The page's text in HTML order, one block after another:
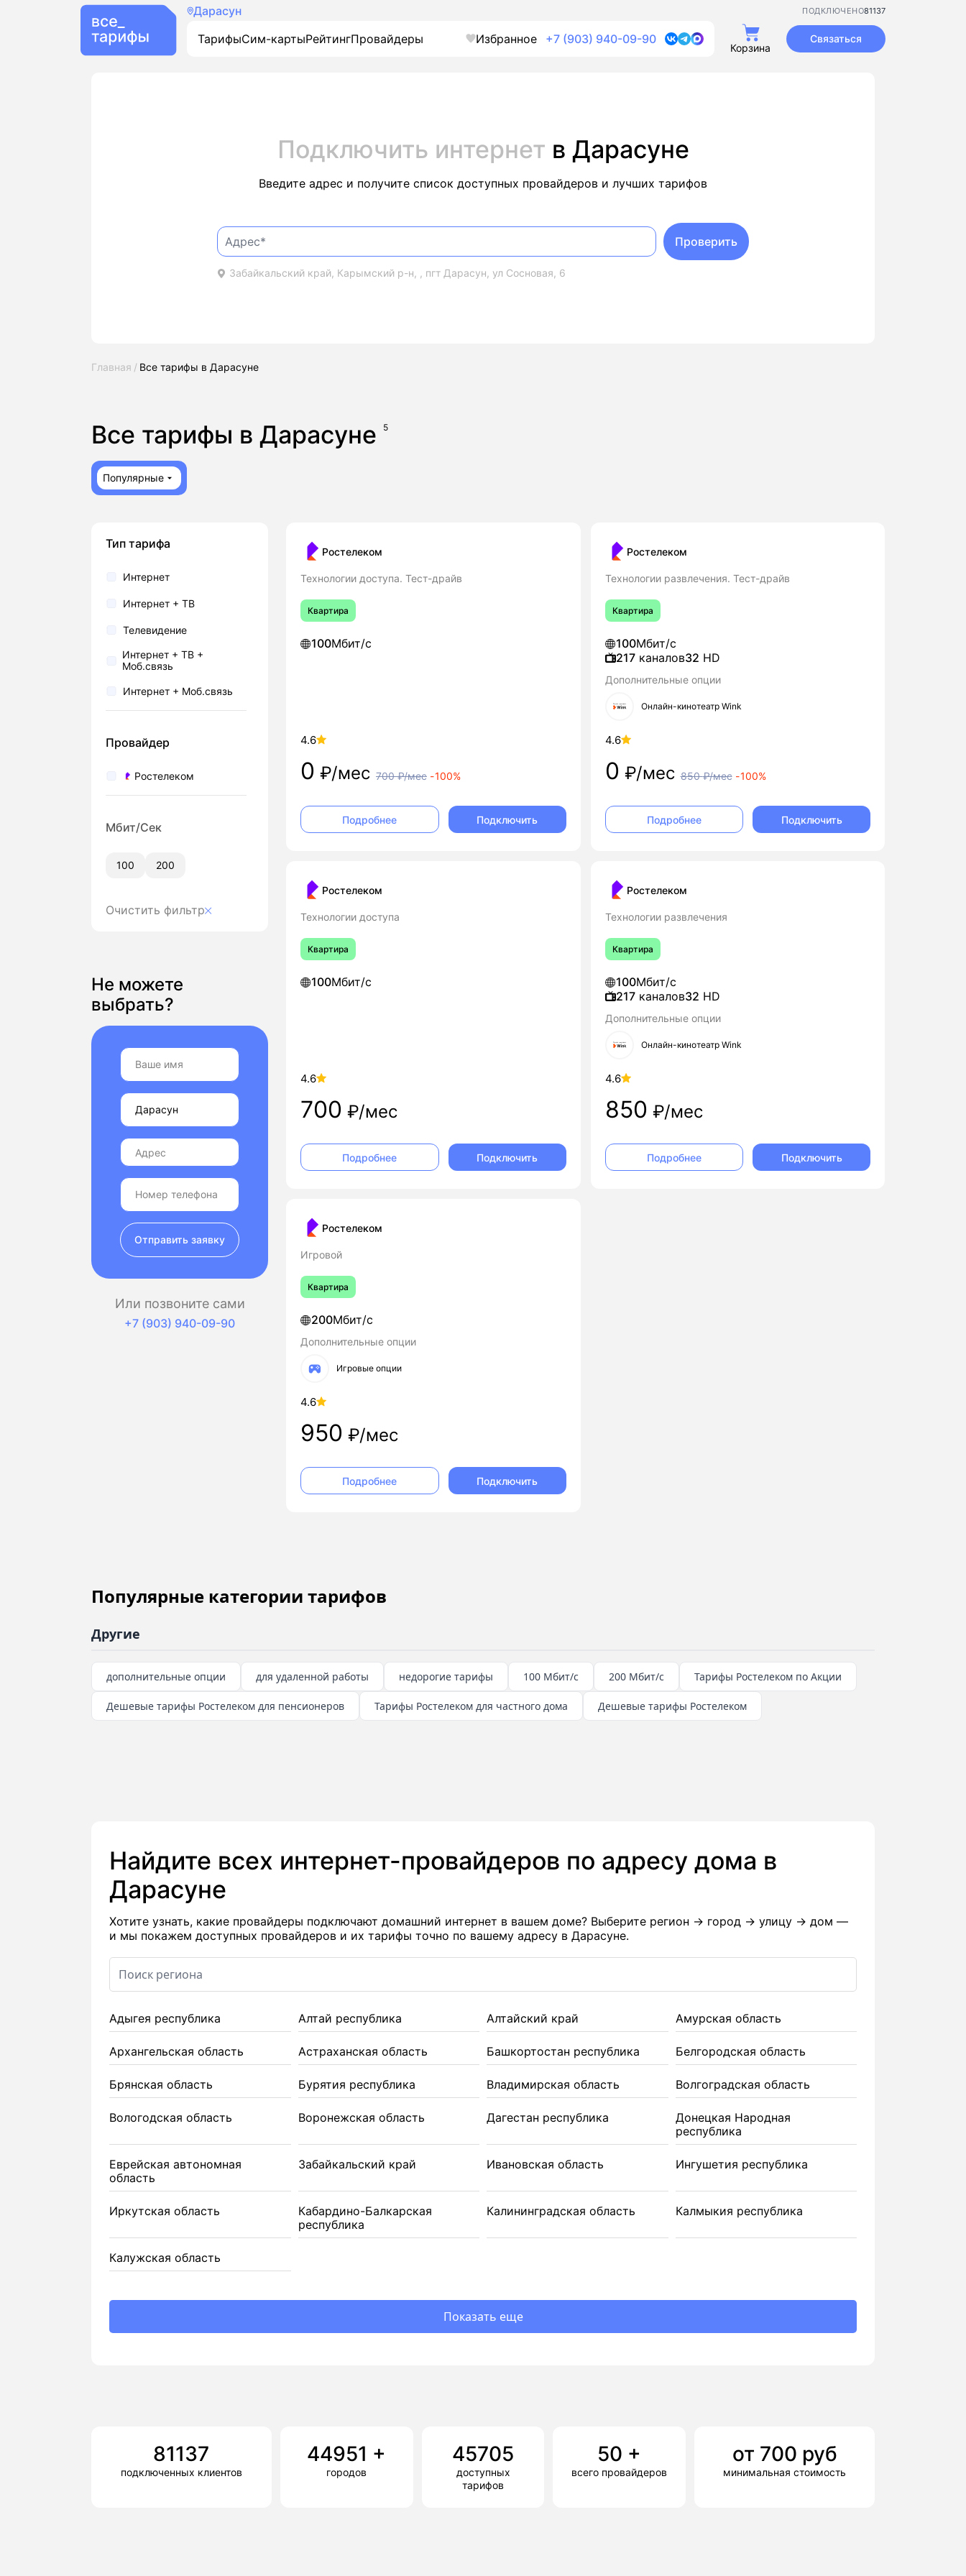
Дарасун 81137
ПОДКЛЮЧЕНО
ТарифыСим-картыРейтингПровайдеры Избранное +7 (903) 940-09-90
Корзина
Связаться
Подключить интернет в Дарасуне
Введите адрес и получите список доступных провайдеров и лучших тарифов
Забайкальский край, Карымский р-н, , пгт Дарасун, ул Сосновая, 6
Проверить
Главная Все тарифы в Дарасуне
Все тарифы в Дарасуне 5
Популярные
Тип тарифа
Интернет
Интернет + ТВ
Телевидение
Интернет + ТВ +
Моб.связь
Интернет + Моб.связь
Провайдер
Ростелеком
Мбит/Сек
100 200
Очистить фильтр
Не можете
выбрать?
Отправить заявку
Или позвоните сами
+7 (903) 940-09-90
Ростелеком
Технологии доступа. Тест-драйв
Квартира
100Мбит/с
4.6
0 ₽/мес 700₽/мес -100%
Подробнее Подключить
Ростелеком
Технологии развлечения. Тест-драйв
Квартира
100Мбит/с
217каналов32 HD
Дополнительные опции
Онлайн-кинотеатр Wink
4.6
0 ₽/мес 850₽/мес -100%
Подробнее Подключить
Ростелеком
Технологии доступа
Квартира
100Мбит/с
4.6
700 ₽/мес
Подробнее Подключить
Ростелеком
Технологии развлечения
Квартира
100Мбит/с
217каналов32 HD
Дополнительные опции
Онлайн-кинотеатр Wink
4.6
850 ₽/мес
Подробнее Подключить
Ростелеком
Игровой
Квартира
200Мбит/с
Дополнительные опции
Игровые опции
4.6
950 ₽/мес
Подробнее Подключить
Популярные категории тарифов
Другие
дополнительные опции для удаленной работы недорогие тарифы 100 Мбит/с 200 Мбит/с Тарифы Ростелеком по Акции
Дешевые тарифы Ростелеком для пенсионеров Тарифы Ростелеком для частного дома Дешевые тарифы Ростелеком
Найдите всех интернет-провайдеров по адресу дома в
Дарасуне
Хотите узнать, какие провайдеры подключают домашний интернет в вашем доме? Выберите регион → город → улицу → дом —
и мы покажем доступных провайдеров и их тарифы точно по вашему адресу в Дарасуне.
Адыгея республика Алтай республика Алтайский край Амурская область
Архангельская область Астраханская область Башкортостан республика Белгородская область
Брянская область Бурятия республика Владимирская область Волгоградская область
Вологодская область Воронежская область Дагестан республика
Донецкая Народная
республика
Еврейская автономная
область
Забайкальский край Ивановская область Ингушетия республика
Иркутская область
Кабардино-Балкарская
республика
Калининградская область Калмыкия республика
Калужская область
Показать еще
81137
подключенных клиентов
44951 +
городов
45705
доступных
тарифов
50 +
всего провайдеров
от 700 руб
минимальная стоимость